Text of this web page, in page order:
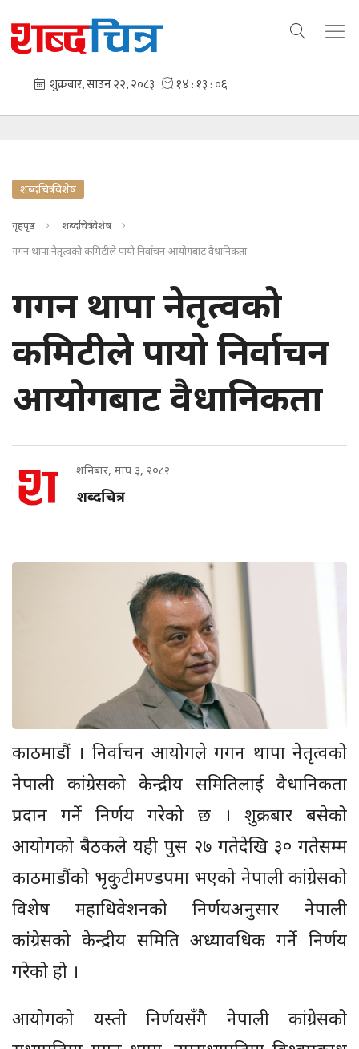
शब्दचित्र विशेष
गृहपृष्ठ
शब्दचित्र विशेष
गगन थापा नेतृत्वको कमिटीले पायो निर्वाचन आयोगबाट वैधानिकता
गगन थापा नेतृत्वको
कमिटीले पायो निर्वाचन
आयोगबाट वैधानिकता
शनिबार, माघ ३, २०८२
शब्दचित्र
काठमाडौं । निर्वाचन आयोगले गगन थापा नेतृत्वको
नेपाली कांग्रेसको केन्द्रीय समितिलाई वैधानिकता
प्रदान गर्ने निर्णय गरेको छ । शुक्रबार बसेको
आयोगको बैठकले यही पुस २७ गतेदेखि ३० गतेसम्म
काठमाडौंको भृकुटीमण्डपमा भएको नेपाली कांग्रेसको
विशेष महाधिवेशनको निर्णयअनुसार नेपाली
कांग्रेसको केन्द्रीय समिति अध्यावधिक गर्ने निर्णय
गरेको हो ।
आयोगको यस्तो निर्णयसँगै नेपाली कांग्रेसको